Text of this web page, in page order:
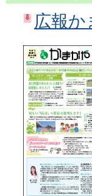
広報か